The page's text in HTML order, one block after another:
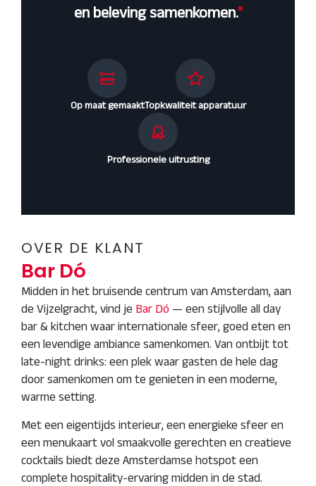
en beleving samenkomen."
Op maat gemaaktTopkwaliteit apparatuur
Professionele uitrusting
OVER DE KLANT
Bar Dó
Midden in het bruisende centrum van Amsterdam, aan
de Vijzelgracht, vind je Bar Dó — een stijlvolle all day
bar & kitchen waar internationale sfeer, goed eten en
een levendige ambiance samenkomen. Van ontbijt tot
late-night drinks: een plek waar gasten de hele dag
door samenkomen om te genieten in een moderne,
warme setting.
Met een eigentijds interieur, een energieke sfeer en
een menukaart vol smaakvolle gerechten en creatieve
cocktails biedt deze Amsterdamse hotspot een
complete hospitality-ervaring midden in de stad.